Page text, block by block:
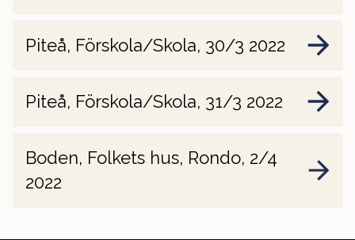
Piteå, Förskola/Skola, 30/3 2022
Piteå, Förskola/Skola, 31/3 2022
Boden, Folkets hus, Rondo, 2/4
2022